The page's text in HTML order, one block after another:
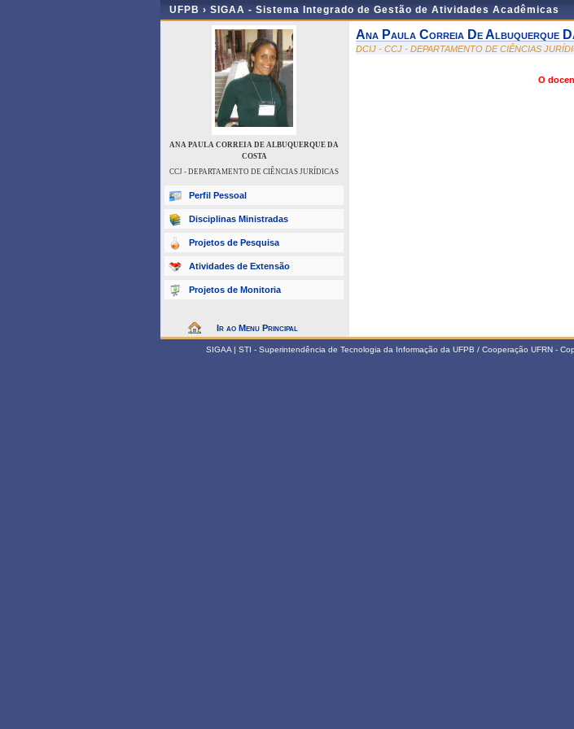
UFPB › SIGAA - Sistema Integrado de Gestão de Atividades Acadêmicas
ANA PAULA CORREIA DE ALBUQUERQUE DA
COSTA
CCJ - DEPARTAMENTO DE CIÊNCIAS JURÍDICAS
Perfil Pessoal
Disciplinas Ministradas
Projetos de Pesquisa
Atividades de Extensão
Projetos de Monitoria
Ir ao Menu Principal
Ana Paula Correia De Albuquerque
DCIJ - CCJ - DEPARTAMENTO DE CIÊNCIAS
O
SIGAA | STI - Superintendência de Tecnologia da Informação da UFPB / Cooperação UFRN -